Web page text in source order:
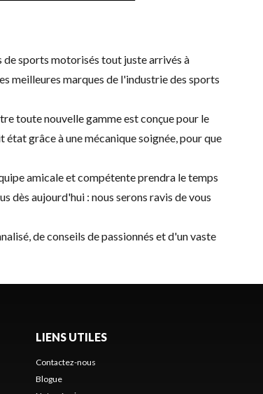
de sports motorisés tout juste arrivés à
meilleures marques de l'industrie des sports
toute nouvelle gamme est conçue pour le
grâce à une mécanique soignée, pour que
amicale et compétente prendra le temps
dès aujourd'hui : nous serons ravis de vous
de conseils de passionnés et d'un vaste
LIENS UTILES
Contactez-nous
Blogue